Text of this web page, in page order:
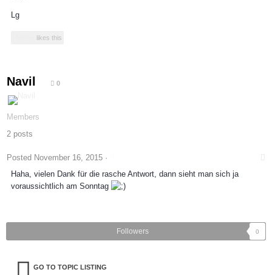
Lg
likes this
Navil 0
Members
2 posts
Posted November 16, 2015 ·
Haha, vielen Dank für die rasche Antwort, dann sieht man sich ja
voraussichtlich am Sonntag
Followers 0
GO TO TOPIC LISTING